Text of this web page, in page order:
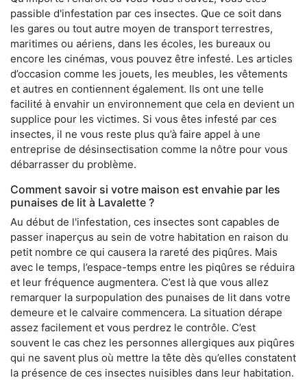
passible d'infestation par ces insectes. Que ce soit dans
les gares ou tout autre moyen de transport terrestres,
maritimes ou aériens, dans les écoles, les bureaux ou
encore les cinémas, vous pouvez être infesté. Les articles
d’occasion comme les jouets, les meubles, les vêtements
et autres en contiennent également. Ils ont une telle
facilité à envahir un environnement que cela en devient un
supplice pour les victimes. Si vous êtes infesté par ces
insectes, il ne vous reste plus qu’à faire appel à une
entreprise de désinsectisation comme la nôtre pour vous
débarrasser du problème.
Comment savoir si votre maison est envahie par les
punaises de lit à Lavalette ?
Au début de l'infestation, ces insectes sont capables de
passer inaperçus au sein de votre habitation en raison du
petit nombre ce qui causera la rareté des piqûres. Mais
avec le temps, l’espace-temps entre les piqûres se réduira
et leur fréquence augmentera. C’est là que vous allez
remarquer la surpopulation des punaises de lit dans votre
demeure et le calvaire commencera. La situation dérape
assez facilement et vous perdrez le contrôle. C’est
souvent le cas chez les personnes allergiques aux piqûres
qui ne savent plus où mettre la tête dès qu’elles constatent
la présence de ces insectes nuisibles dans leur habitation.